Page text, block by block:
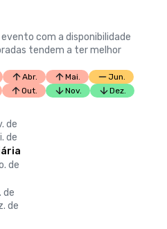
com a disponibilidade
tendem a ter melhor
Abr. Mai.
Jun.
Out. Nov. Dez.
de
de
de
de
de